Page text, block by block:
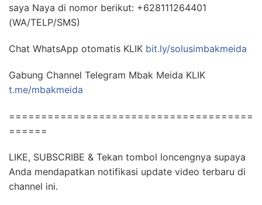
saya Naya di nomor berikut: +628111264401
(WA/TELP/SMS)
Chat WhatsApp otomatis KLIK bit.ly/solusimbakmeida
Gabung Channel Telegram Mbak Meida KLIK
t.me/mbakmeida
======================================
======
LIKE, SUBSCRIBE & Tekan tombol loncengnya supaya
Anda mendapatkan notifikasi update video terbaru di
channel ini.